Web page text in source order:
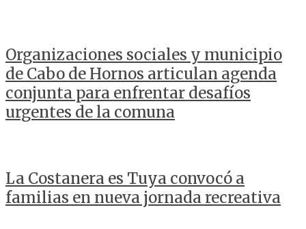
Organizaciones sociales y municipio
de Cabo de Hornos articulan agenda
conjunta para enfrentar desafíos
urgentes de la comuna
La Costanera es Tuya convocó a
familias en nueva jornada recreativa